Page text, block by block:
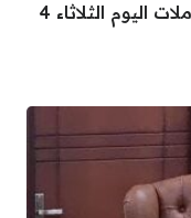
أسعار الذهب في مصر مع ختام تعاملات اليوم الثلاثاء 4